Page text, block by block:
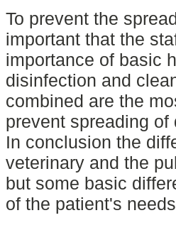
To prevent the
important that the
importance of basic
disinfection and
combined are the
prevent spreading of
In conclusion the
veterinary and the
but some basic
of the patient's